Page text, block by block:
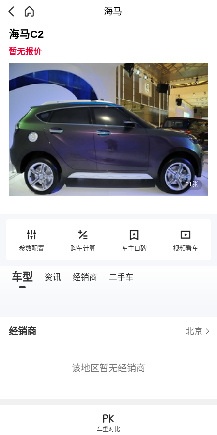
海马
21张
海马C2
暂无报价
参数配置 购车计算 车主口碑 视频看车
车型 资讯 经销商 二手车
经销商 北京
该地区暂无经销商
车型对比